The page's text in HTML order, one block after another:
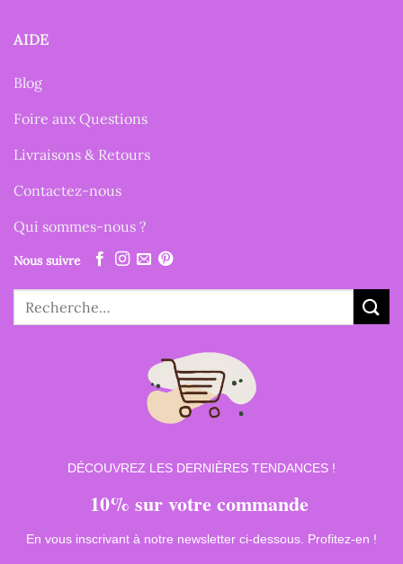
AIDE
Blog
Foire aux Questions
Livraisons & Retours
Contactez-nous
Qui sommes-nous ?
Nous suivre
Recherche
pour :
DÉCOUVREZ LES DERNIÈRES TENDANCES !
10% sur votre commande
En vous inscrivant à notre newsletter ci-dessous. Profitez-en !